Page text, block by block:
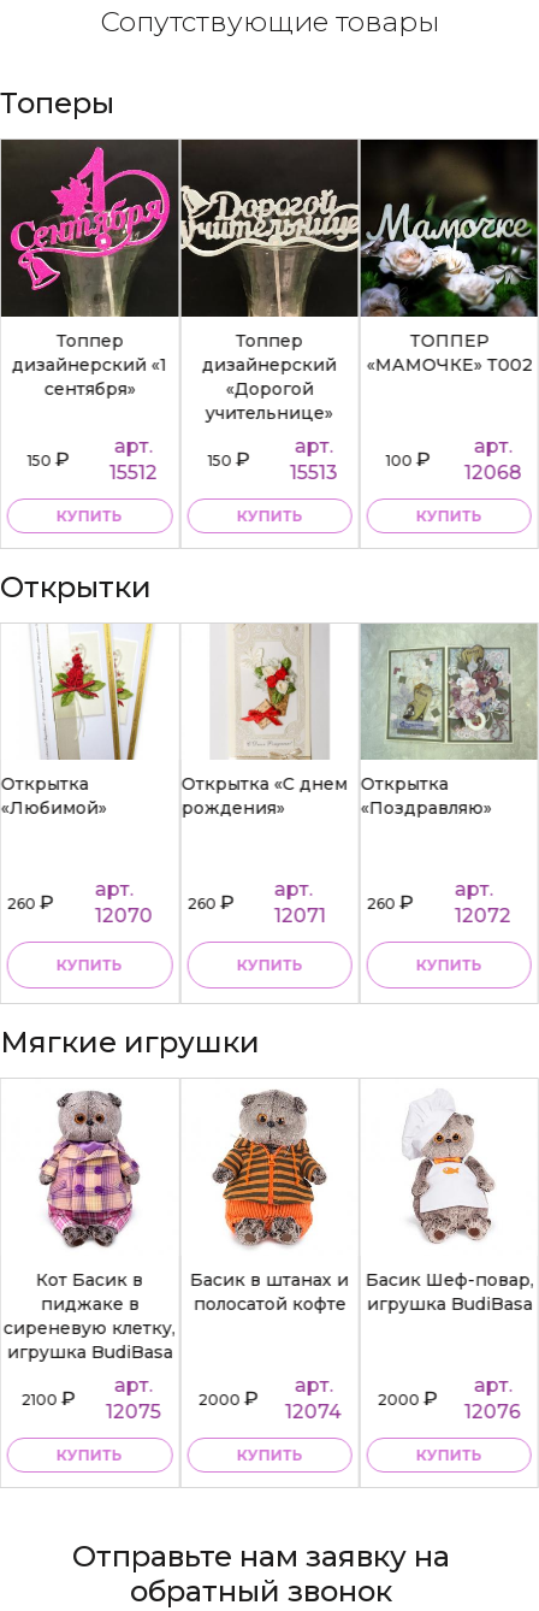
Сопутствующие товары
Топеры
Топпер
дизайнерский «1
сентября»
150₽
арт.
15512
КУПИТЬ
Топпер
дизайнерский
«Дорогой
учительнице»
150₽
арт.
15513
КУПИТЬ
ТОППЕР
«МАМОЧКЕ» Т002
100₽
арт.
12068
КУПИТЬ
Открытки
Открытка
«Любимой»
260₽
арт.
12070
КУПИТЬ
Открытка «С днем
рождения»
260₽
арт.
12071
КУПИТЬ
Открытка
«Поздравляю»
260₽
арт.
12072
КУПИТЬ
Мягкие игрушки
Кот Басик в
пиджаке в
сиреневую клетку,
игрушка BudiBasa
2100₽
арт.
12075
КУПИТЬ
Басик в штанах и
полосатой кофте
2000₽
арт.
12074
КУПИТЬ
Басик Шеф-повар,
игрушка BudiBasa
2000₽
арт.
12076
КУПИТЬ
Отправьте нам заявку на
обратный звонок